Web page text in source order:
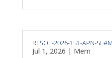
RESOL-2026-151-APN-
Jul 1, 2026 | Mem